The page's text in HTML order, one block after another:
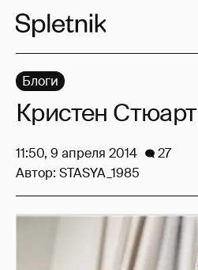
Блоги
Кристен Стюарт
11:50, 9 апреля 2014
27
Автор: STASYA_1985